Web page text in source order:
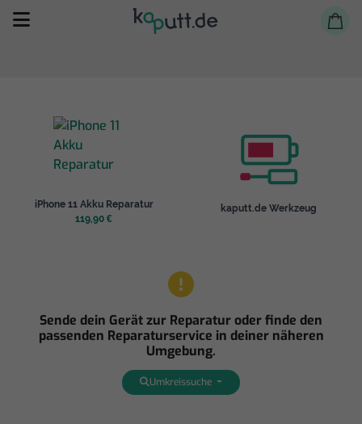
Selbst reparieren
Reparieren lassen
iPhone 11 Akku Reparatur
119,90 €
kaputt.de Werkzeug
Sende dein Gerät zur Reparatur oder finde den
passenden Reparaturservice in deiner näheren
Umgebung.
Umkreissuche